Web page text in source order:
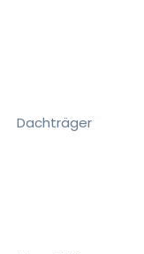
Dachträger